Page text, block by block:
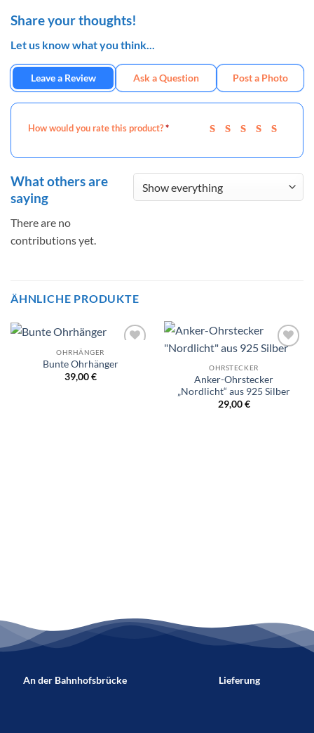
Share your thoughts!
Let us know what you think...
Leave a Review Ask a Question Post a Photo
How would you rate this product?*
What others are
saying
There are no
contributions yet.
ÄHNLICHE PRODUKTE
Wunschliste
OHRHÄNGER
Bunte Ohrhänger
39,00€
Wunschliste
OHRSTECKER
Anker-Ohrstecker
„Nordlicht“ aus 925 Silber
29,00€
An der Bahnhofsbrücke Lieferung